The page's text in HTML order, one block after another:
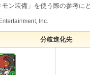
ン装備」を使う際の参考に
Inc.
分岐進化先